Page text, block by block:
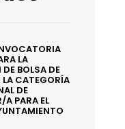
LA
BOLSA DE
LA CATEGORÍA
DE
PARA EL